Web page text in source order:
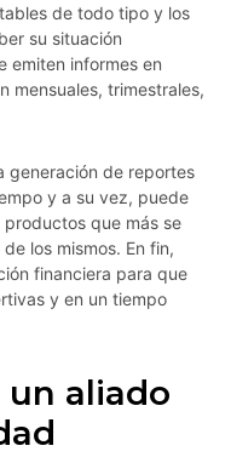
de todo tipo y los
su situación
emiten informes en
mensuales, trimestrales,
generación de reportes
y a su vez, puede
que más se
los mismos. En fin,
financiera para que
y en un tiempo
un aliado